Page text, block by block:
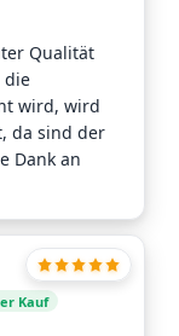
Qualität
die
wird, wird
da sind der
Dank an
Kauf